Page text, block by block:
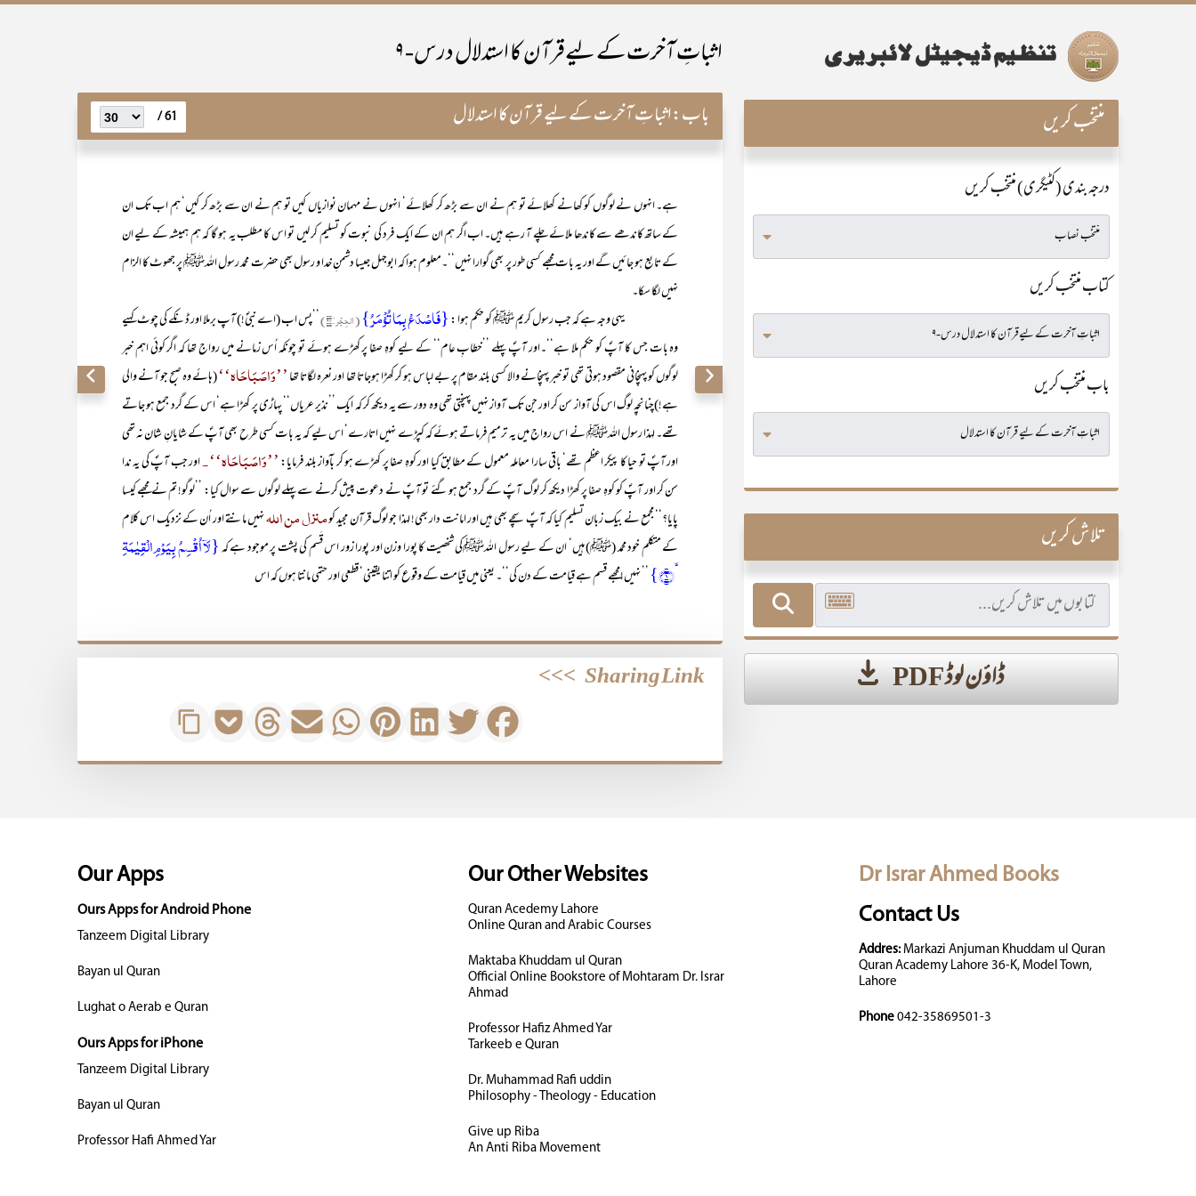
اثباتِ آخرت کے لیےقرآن کا استدلال درس-۹
باب:اثباتِ آخرت کے لیے قرآن کا استدلال 61 /
ہے۔ انہوں نے لوگوں کو کھانے کھلائے تو ہم نے ان سے بڑھ کر کھلائے‘ انہوں نے مہمان نوازیاں کیں تو ہم نے ان سے بڑھ کر کیں‘ ہم اب تک ان
کے ساتھ کاندھے سے کاندھا ملائے چلے آ رہے ہیں۔ اب اگر ہم ان کے ایک فرد کی نبوت کو تسلیم کر لیں تو اس کا مطلب یہ ہو گا کہ ہم ہمیشہ کے لیے ان
کے تابع ہو جائیں گے اور یہ بات مجھے کسی طور پر بھی گوارا نہیں‘‘۔معلوم ہوا کہ ابوجہل جیسا دشمنِ خدا و رسول بھی حضرت محمد رسول اللہﷺ پر جھوٹ کا الزام
نہیں لگا سکا۔
یہی وجہ ہے کہ جب رسول کریم ﷺ کو حکم ہوا :{فَاصۡدَعۡ بِمَا تُؤۡمَرُ}(الحِجْر:۹۴)
’’پس اب (اے نبیؐ!) آپ برملا اور ڈنکے کی چوٹ کہیے
وہ بات جس کا آپؐ کو حکم ملا ہے‘‘۔اور آپؐ پہلے ’’خطابِ عام‘‘ کے لیے کوہِ صفا پر کھڑے ہوئے تو چونکہ اُس زمانے میں رواج تھا کہ اگر کوئی اہم خبر
لوگوں کو پہنچانی مقصود ہوتی تھی تو خبر پہنچانے والا کسی بلند مقام پر بے لباس ہو کر کھڑا ہوجاتا تھا اور نعرہ لگاتا تھا’’وَاصَبَاحَاہ‘‘(ہائے وہ صبح جو آنے والی
ہے!)چنانچہ لوگ اس کی آواز سن کر اور جن تک آواز نہیں پہنچتی تھی وہ دور سے یہ دیکھ کر کہ ایک ’’نذیر عریاں‘‘ پہاڑی پر کھڑا ہے‘ اس کے گرد جمع ہو جاتے
تھے۔ لہذا رسول اللہﷺ نے اس رواج میں یہ ترمیم فرماتے ہوئے کہ کپڑے نہیں اتارے‘ اس لیے کہ یہ بات کسی طرح بھی آپؐ کے شایانِ شان نہ تھی
اور آپؐ تو حیا کا پیکر اعظم تھے‘ باقی سارا معاملہ معمول کے مطابق کیا اور کوہِ صفا پر کھڑے ہو کر بآواز بلند فرمایا:’’وَاصَبَاحَاہ‘‘ ۔اور جب آپؐ کی یہ ندا
سن کر اور آپؐ کو کوہِ صفا پر کھڑا دیکھ کر لوگ آپؐ کے گرد جمع ہو گئے تو آپؐ نے دعوت پیش کرنے سے پہلے لوگوں سے سوال کیا: ’’لوگو! تم نے مجھے کیسا
پایا؟‘‘ مجمع نے بیک زبان تسلیم کیا کہ آپؐ سچے بھی ہیں اور امانت دار بھی! لہذا جو لوگ قرآن مجید کومنزل من اللہنہیں مانتے اور اُن کے نزدیک اس کلام
کے متکلم خود محمد (ﷺ) ہیں‘ ان کے لیے رسول اللہﷺکی شخصیت کا پورا وزن اور پورا زور اس قَسم کی پشت پر موجود ہے کہ{لَاۤ اُقۡسِمُ بِیَوۡمِ الۡقِیٰمَۃِ
ۙ﴿۱﴾}
’’ نہیں!مجھے قسم ہے قیامت کے دن کی‘‘۔ یعنی میں قیامت کے وقوع کو اتنا یقینی‘ قطعی اور حتمی مانتا ہوں کہ اس
Sharing Link
>>>
منتخب کریں
درجہ بندی (کٹیگری) منتخب کریں
کتاب منتخب کریں
باب منتخب کریں
تلاش کریں
ڈاؤن لوڈ PDF
Dr Israr Ahmed Books
Contact Us
Addres:Markazi Anjuman Khuddam ul Quran
Quran Academy Lahore 36-K, Model Town,
Lahore
Phone 042-35869501-3
Our Other Websites
Quran Acedemy Lahore
Online Quran and Arabic Courses
Maktaba Khuddam ul Quran
Official Online Bookstore of Mohtaram Dr. Israr
Ahmad
Professor Hafiz Ahmed Yar
Tarkeeb e Quran
Dr. Muhammad Rafi uddin
Philosophy - Theology - Education
Give up Riba
An Anti Riba Movement
Our Apps
Ours Apps for Android Phone
Tanzeem Digital Library
Bayan ul Quran
Lughat o Aerab e Quran
Ours Apps for iPhone
Tanzeem Digital Library
Bayan ul Quran
Professor Hafi Ahmed Yar